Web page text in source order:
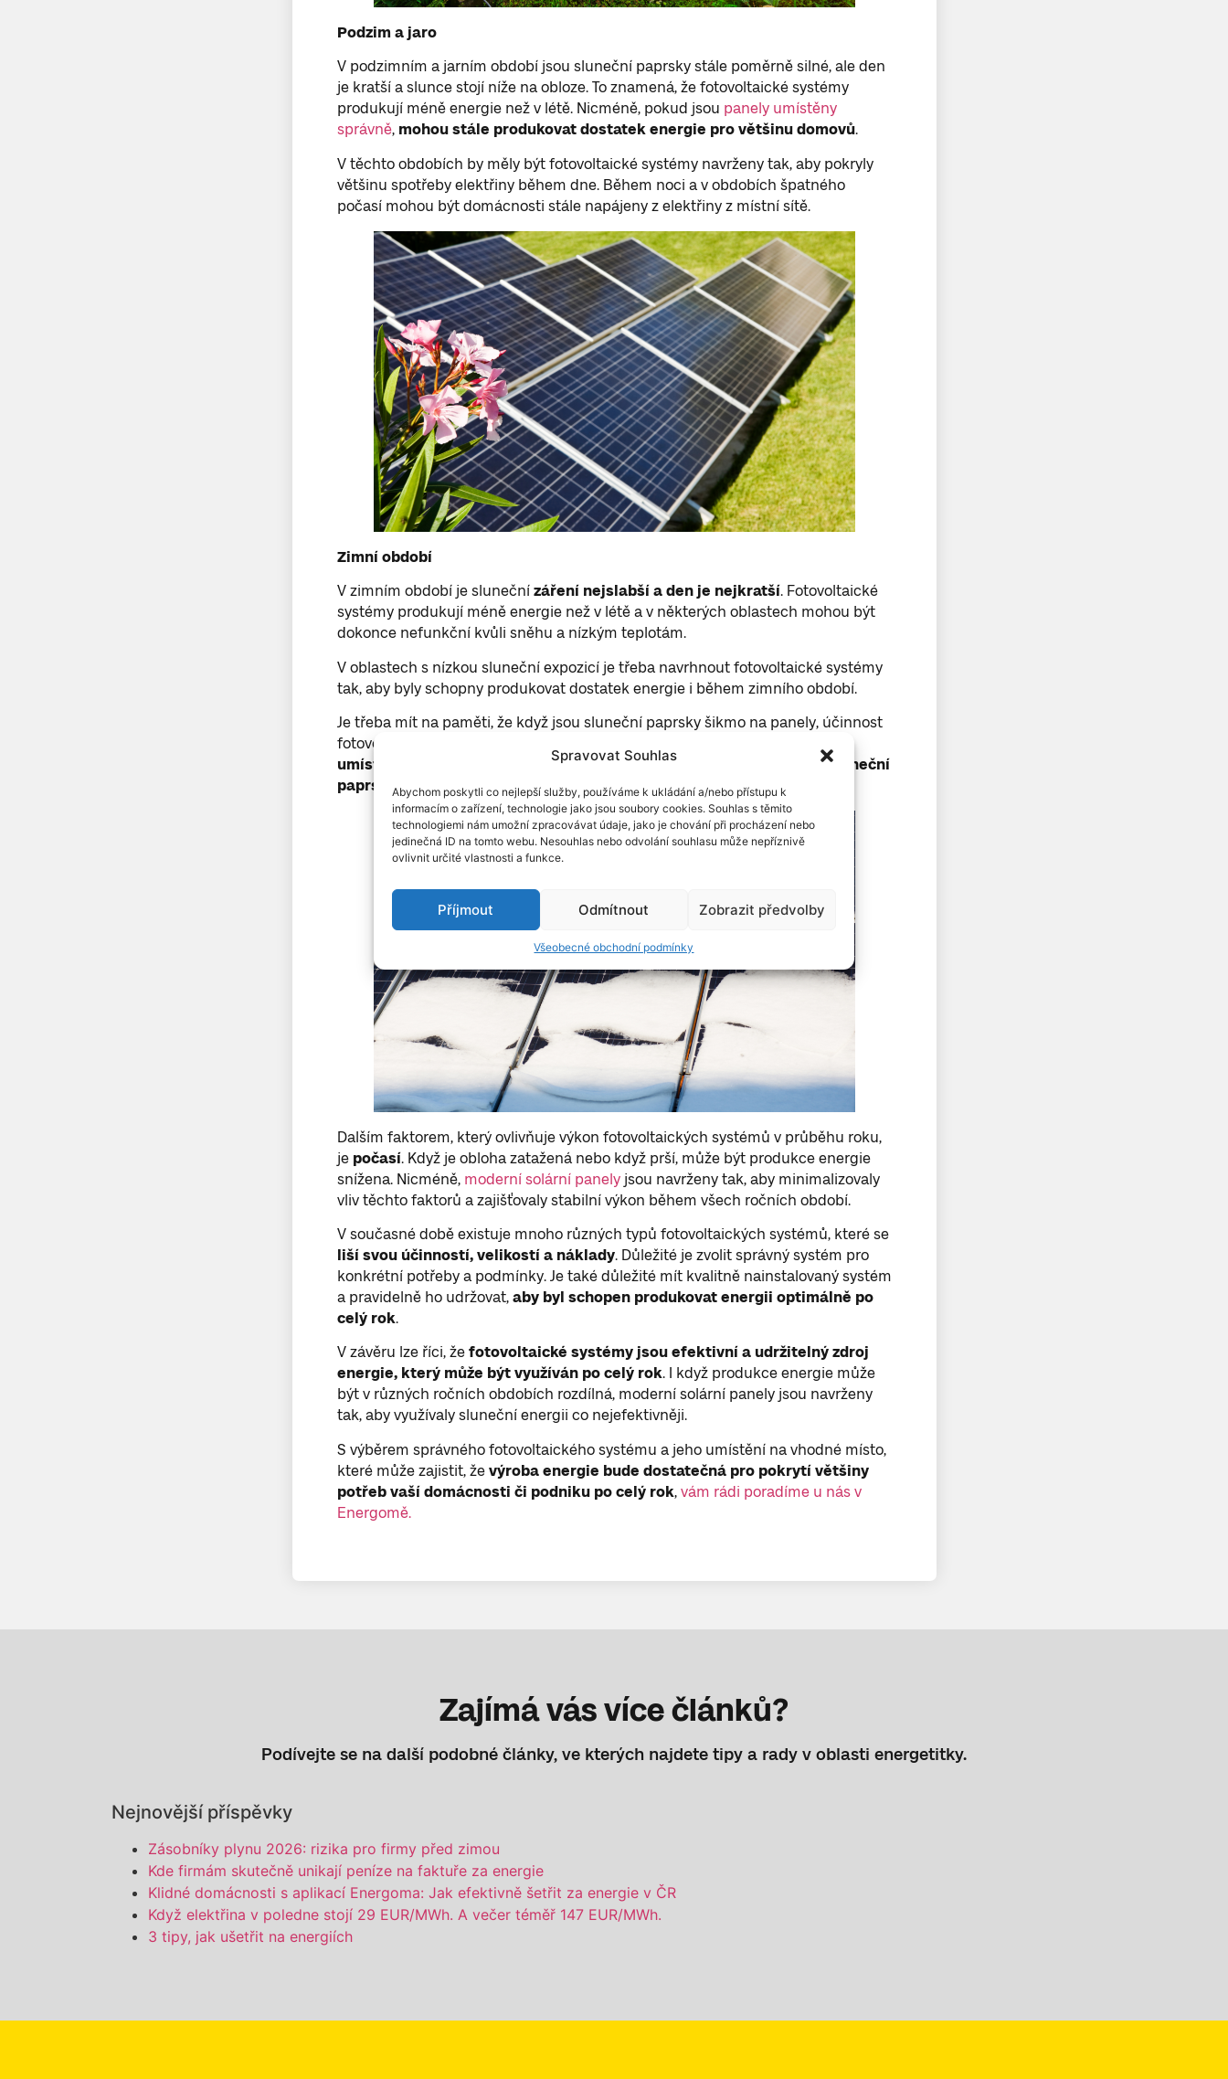
Spravovat Souhlas
Abychom poskytli co nejlepší služby, používáme k ukládání a/nebo přístupu k
informacím o zařízení, technologie jako jsou soubory cookies. Souhlas s těmito
technologiemi nám umožní zpracovávat údaje, jako je chování při procházení nebo
jedinečná ID na tomto webu. Nesouhlas nebo odvolání souhlasu může nepříznivě
ovlivnit určité vlastnosti a funkce.
Příjmout Odmítnout Zobrazit předvolby
Všeobecné obchodní podmínky
Podzim a jaro
V podzimním a jarním období jsou sluneční paprsky stále poměrně silné, ale den
je kratší a slunce stojí níže na obloze. To znamená, že fotovoltaické systémy
produkují méně energie než v létě. Nicméně, pokud jsou panely umístěny
správně, mohou stále produkovat dostatek energie pro většinu domovů.
V těchto obdobích by měly být fotovoltaické systémy navrženy tak, aby pokryly
většinu spotřeby elektřiny během dne. Během noci a v obdobích špatného
počasí mohou být domácnosti stále napájeny z elektřiny z místní sítě.
Zimní období
V zimním období je sluneční záření nejslabší a den je nejkratší. Fotovoltaické
systémy produkují méně energie než v létě a v některých oblastech mohou být
dokonce nefunkční kvůli sněhu a nízkým teplotám.
V oblastech s nízkou sluneční expozicí je třeba navrhnout fotovoltaické systémy
tak, aby byly schopny produkovat dostatek energie i během zimního období.
Je třeba mít na paměti, že když jsou sluneční paprsky šikmo na panely, účinnost
fotovoltaického systému se snižuje.
umístěny pod optimálním úhlem, aby mohly být využity maximálně sluneční
paprsky.
Dalším faktorem, který ovlivňuje výkon fotovoltaických systémů v průběhu roku,
je počasí. Když je obloha zatažená nebo když prší, může být produkce energie
snížena. Nicméně, moderní solární panelyjsou navrženy tak, aby minimalizovaly
vliv těchto faktorů a zajišťovaly stabilní výkon během všech ročních období.
V současné době existuje mnoho různých typů fotovoltaických systémů, které se
liší svou účinností, velikostí a náklady. Důležité je zvolit správný systém pro
konkrétní potřeby a podmínky. Je také důležité mít kvalitně nainstalovaný systém
a pravidelně ho udržovat, aby byl schopen produkovat energii optimálně po
celý rok.
V závěru lze říci, žefotovoltaické systémy jsou efektivní a udržitelný zdroj
energie, který může být využíván po celý rok. I když produkce energie může
být v různých ročních obdobích rozdílná, moderní solární panely jsou navrženy
tak, aby využívaly sluneční energii co nejefektivněji.
S výběrem správného fotovoltaického systému a jeho umístění na vhodné místo,
které může zajistit, že výroba energie bude dostatečná pro pokrytí většiny
potřeb vaší domácnosti či podniku po celý rok, vám rádi poradíme u nás v
Energomě.
Zajímá vás více článků?
Podívejte se na další podobné články, ve kterých najdete tipy a rady v oblasti energetitky.
Nejnovější příspěvky
Zásobníky plynu 2026: rizika pro firmy před zimou
Kde firmám skutečně unikají peníze na faktuře za energie
Klidné domácnosti s aplikací Energoma: Jak efektivně šetřit za energie v ČR
Když elektřina v poledne stojí 29 EUR/MWh. A večer téměř 147 EUR/MWh.
3 tipy, jak ušetřit na energiích